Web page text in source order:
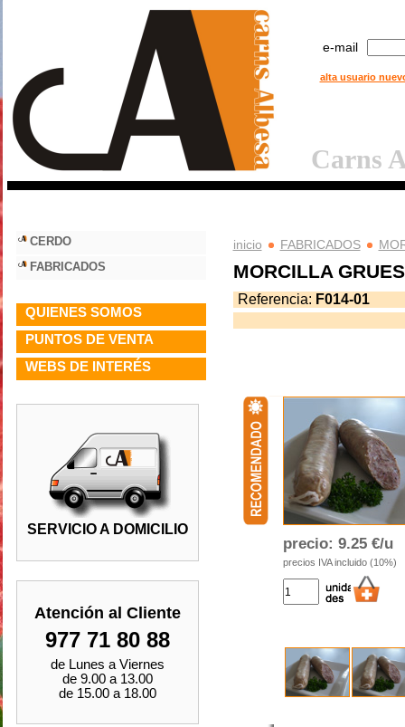
e-mail
alta usuario
Carns
undefined..F
inicio FABRICADOS
MORCILLA
Referencia: F014-01
precio: 9.25 €/u
precios IVA incluido (10%)
CERDO
FABRICADOS
QUIENES SOMOS
PUNTOS DE VENTA
WEBS DE INTERÉS
SERVICIO A DOMICILIO
Atención al Cliente
977 71 80 88
de Lunes a Viernes
de 9.00 a 13.00
de 15.00 a 18.00